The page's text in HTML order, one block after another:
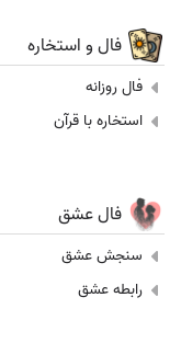
فال و استخاره
فال روزانه
استخاره با قرآن
فال عشق
سنجش عشق
رابطه عشق